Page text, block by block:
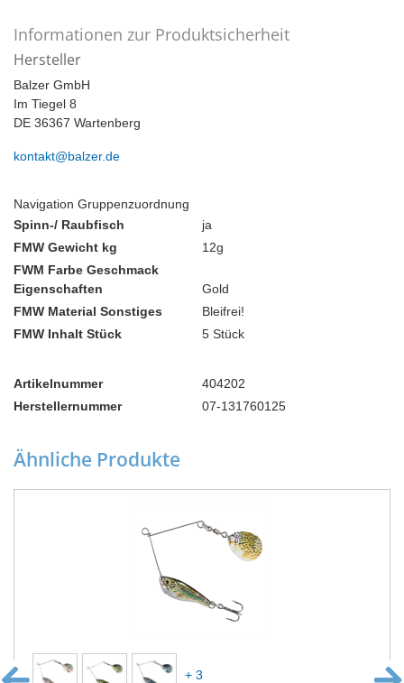
Informationen zur Produktsicherheit
Hersteller
Balzer GmbH
Im Tiegel 8
DE 36367 Wartenberg
kontakt@balzer.de
Navigation Gruppenzuordnung
Spinn-/ Raubfisch
ja
FMW Gewicht kg
12g
FWM Farbe Geschmack
Eigenschaften
Gold
FMW Material Sonstiges
Bleifrei!
FMW Inhalt Stück
5 Stück
Artikelnummer
404202
Herstellernummer
07-131760125
Ähnliche Produkte
+ 3